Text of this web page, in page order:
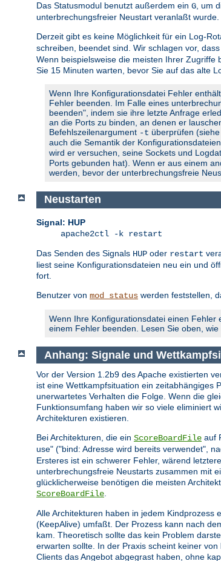
Das Statusmodul benutzt außerdem ein G, um
unterbrechungsfreier Neustart veranlaßt wurde.
Derzeit gibt es keine Möglichkeit für ein Log-
schreiben, beendet sind. Wir schlagen vor,
Wenn beispielsweise die meisten Ihrer
Sie 15 Minuten warten, bevor Sie auf das alte
Wenn Ihre Konfigurationsdatei Fehler
Fehler beenden. Im Falle eines
beenden", indem sie ihre letzte Anfrage
an die Ports zu binden, an denen er
Befehlszeilenargument -t überprüfen
auch die Semantik der
wird er versuchen, seine Sockets und
Ports gebunden hat). Wenn er aus einem
werden, bevor der unterbrechungsfreie
Neustarten
Signal: HUP
apache2ctl -k restart
Das Senden des Signals HUP oder restart
liest seine Konfigurationsdateien neu ein und
fort.
Benutzer von mod_status werden feststellen,
Wenn Ihre Konfigurationsdatei einen
einem Fehler beenden. Lesen Sie oben, wie
Anhang: Signale und
Vor der Version 1.2b9 des Apache existierten
ist eine Wettkampfsituation ein zeitabhängiges
unerwartetes Verhalten die Folge. Wenn die
Funktionsumfang haben wir so viele eliminiert
Architekturen existieren.
Bei Architekturen, die ein ScoreBoardFile auf
use" ("bind: Adresse wird bereits verwendet",
Ersteres ist ein schwerer Fehler, wärend
unterbrechungsfreie Neustarts zusammen mit
glücklicherweise benötigen die meisten
ScoreBoardFile.
Alle Architekturen haben in jedem Kindprozess
(KeepAlive) umfaßt. Der Prozess kann nach
kam. Theoretisch sollte das kein Problem
erwarten sollte. In der Praxis scheint keiner
Clients das Angebot abgegrast haben, ohne